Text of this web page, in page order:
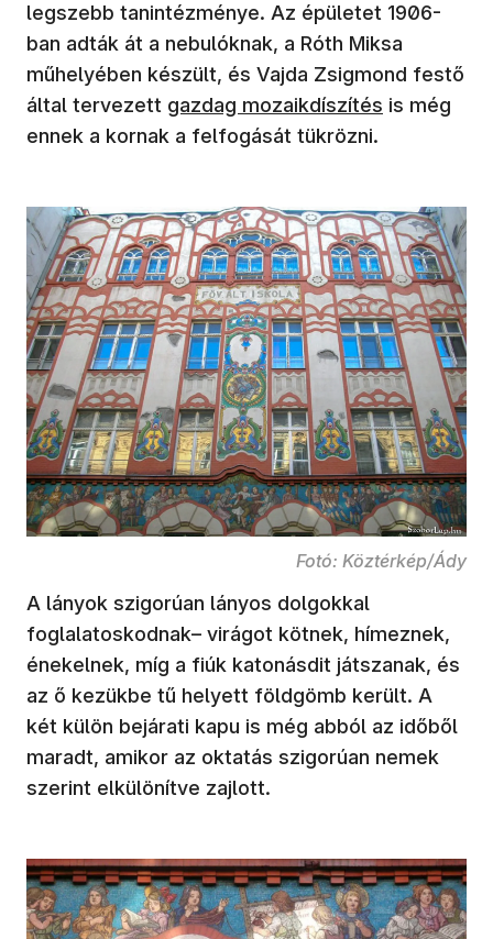
legszebb tanintézménye. Az épületet 1906-
ban adták át a nebulóknak, a Róth Miksa
műhelyében készült, és Vajda Zsigmond festő
által tervezett gazdag mozaikdíszítés is még
ennek a kornak a felfogását tükrözni.
Fotó: Köztérkép/Ády
A lányok szigorúan lányos dolgokkal
foglalatoskodnak– virágot kötnek, hímeznek,
énekelnek, míg a fiúk katonásdit játszanak, és
az ő kezükbe tű helyett földgömb került. A
két külön bejárati kapu is még abból az időből
maradt, amikor az oktatás szigorúan nemek
szerint elkülönítve zajlott.